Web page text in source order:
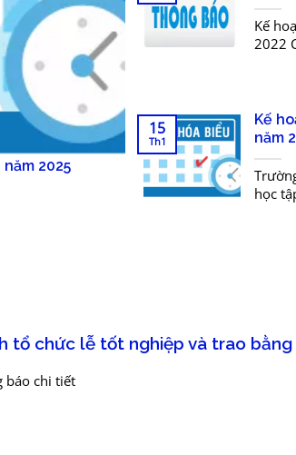
Kế hoạch học tập của nghiên cứu sinh năm 2025
Kế
2022
Kế
năm
học
15
Th1
tổ chức lễ tốt nghiệp và trao bằng
báo chi tiết